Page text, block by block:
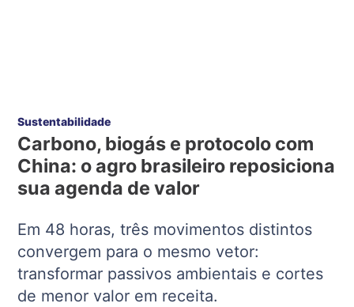
Sustentabilidade
Carbono, biogás e protocolo com
China: o agro brasileiro reposiciona
sua agenda de valor
Em 48 horas, três movimentos distintos
convergem para o mesmo vetor:
transformar passivos ambientais e cortes
de menor valor em receita.